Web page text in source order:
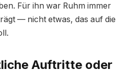
Für ihn war Ruhm immer
— nicht etwas, das auf die
Auftritte oder